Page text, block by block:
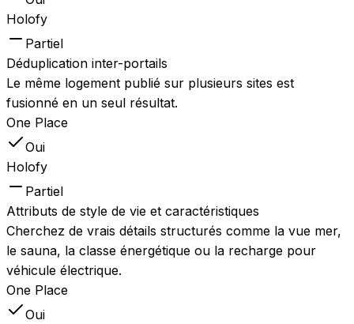
Holofy
Partiel
Déduplication inter-portails
Le même logement publié sur plusieurs sites est
fusionné en un seul résultat.
One Place
Oui
Holofy
Partiel
Attributs de style de vie et caractéristiques
Cherchez de vrais détails structurés comme la vue mer,
le sauna, la classe énergétique ou la recharge pour
véhicule électrique.
One Place
Oui